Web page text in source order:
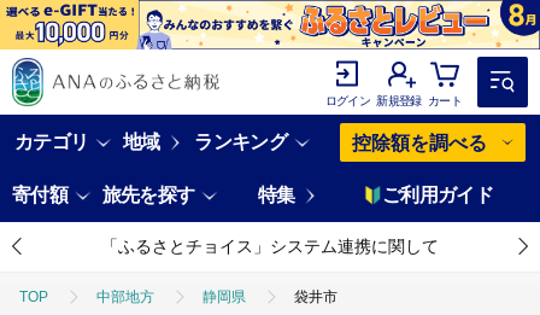
ログイン 新規登録 カート
カテゴリ 地域 ランキング 控除額を調べる
寄付額 旅先を探す 特集 ご利用ガイド
「ふるさとチョイス」システム連携に関して
TOP 中部地方 静岡県 袋井市